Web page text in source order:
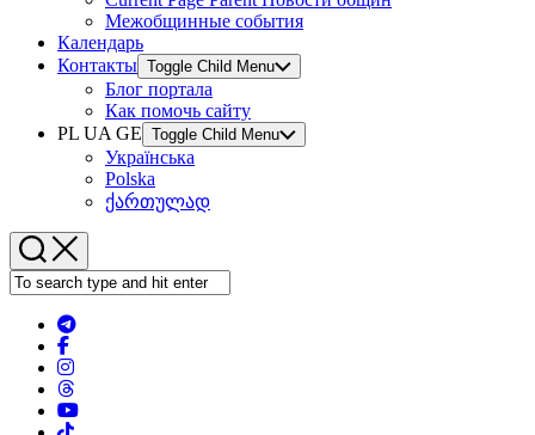
Межобщинные события
Календарь
Контакты Toggle Child Menu
Блог портала
Как помочь сайту
PL UA GE Toggle Child Menu
Українська
Polska
ქართულად